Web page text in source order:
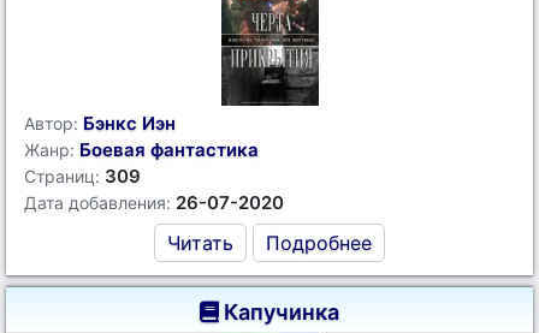
Автор: Бэнкс Иэн
Жанр: Боевая фантастика
Страниц: 309
Дата добавления: 26-07-2020
Читать Подробнее
Капучинка